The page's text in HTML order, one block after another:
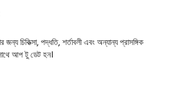
চিকিত্সা, পদ্ধতি, শর্তাবলী এবং অন্যান্য প্রাসঙ্গিক
আপ টু ডেট হন।